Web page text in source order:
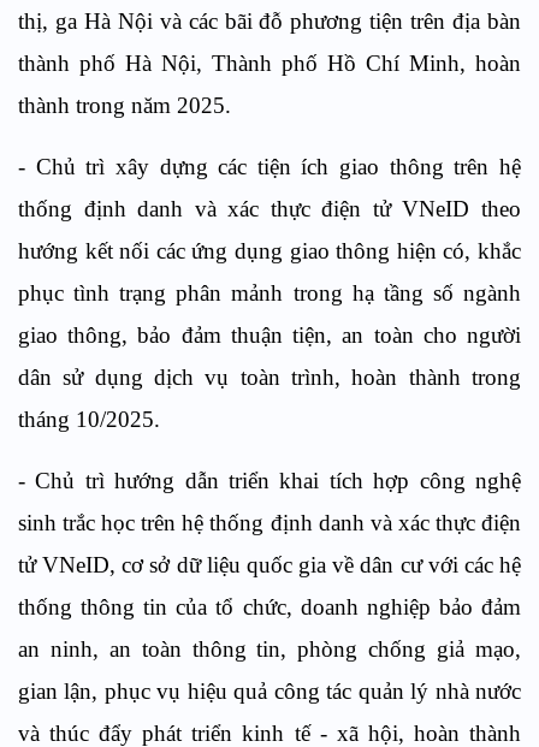
thị, ga Hà Nội và các bãi đỗ phương tiện trên địa bàn
thành phố Hà Nội, Thành phố Hồ Chí Minh, hoàn
thành trong năm 2025.
- Chủ trì xây dựng các tiện ích giao thông trên hệ
thống định danh và xác thực điện tử VNeID theo
hướng kết nối các ứng dụng giao thông hiện có, khắc
phục tình trạng phân mảnh trong hạ tầng số ngành
giao thông, bảo đảm thuận tiện, an toàn cho người
dân sử dụng dịch vụ toàn trình, hoàn thành trong
tháng 10/2025.
- Chủ trì hướng dẫn triển khai tích hợp công nghệ
sinh trắc học trên hệ thống định danh và xác thực điện
tử VNeID, cơ sở dữ liệu quốc gia về dân cư với các hệ
thống thông tin của tổ chức, doanh nghiệp bảo đảm
an ninh, an toàn thông tin, phòng chống giả mạo,
gian lận, phục vụ hiệu quả công tác quản lý nhà nước
và thúc đẩy phát triển kinh tế - xã hội, hoàn thành